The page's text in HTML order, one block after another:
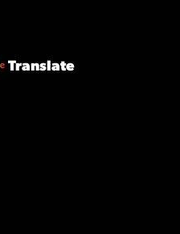
Translate